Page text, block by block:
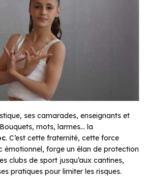
ses camarades, enseignants et
mots, larmes… la
. C’est cette fraternité, cette force
émotionnel, forge un élan de protection
clubs de sport jusqu’aux cantines,
pratiques pour limiter les risques.